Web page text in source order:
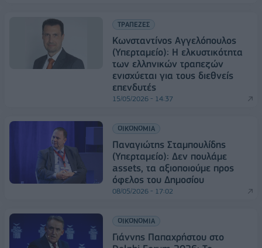
ΤΡΑΠΕΖΕΣ
Κωνσταντίνος Αγγελόπουλος
(Υπερταμείο): Η ελκυστικότητα
των ελληνικών τραπεζών
ενισχύεται για τους διεθνείς
επενδυτές
15/05/2026 - 14:37
ΟΙΚΟΝΟΜΙΑ
Παναγιώτης Σταμπουλίδης
(Υπερταμείο): Δεν πουλάμε
assets, τα αξιοποιούμε προς
όφελος του Δημοσίου
08/05/2026 - 17:02
ΟΙΚΟΝΟΜΙΑ
Γιάννης Παπαχρήστου στο